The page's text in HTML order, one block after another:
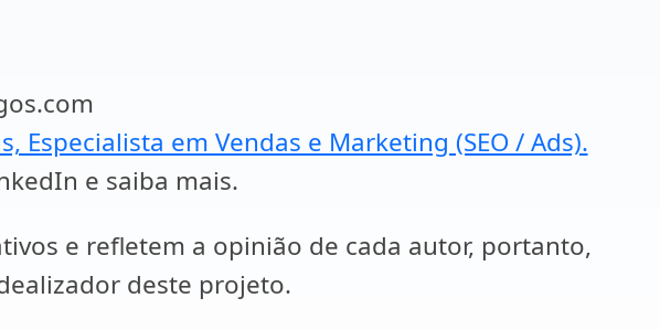
Especialista em Vendas e Marketing (SEO / Ads).
e saiba mais.
e refletem a opinião de cada autor, portanto,
deste projeto.